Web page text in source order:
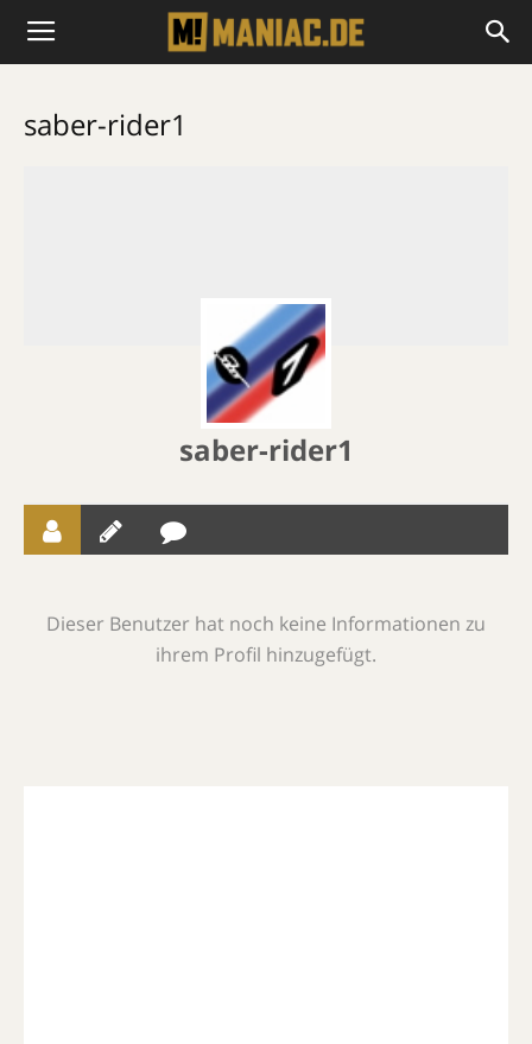
saber-rider1
saber-rider1
Dieser Benutzer hat noch keine Informationen zu
ihrem Profil hinzugefügt.